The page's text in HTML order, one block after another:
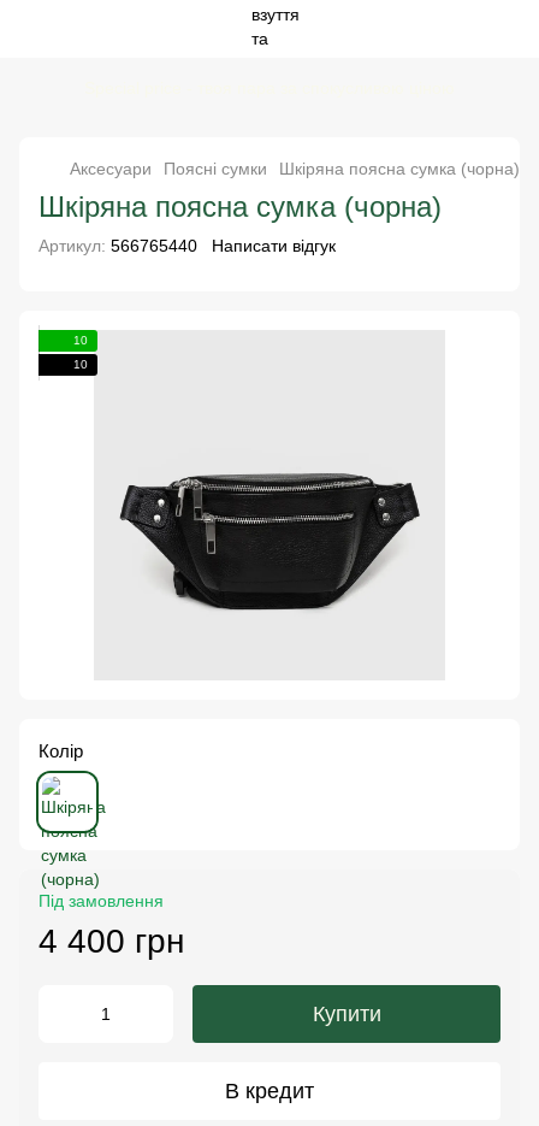
Аксесуари Поясні сумки Шкіряна поясна сумка (чорна)
Шкіряна поясна сумка (чорна)
Артикул: 566765440 Написати відгук
10
10
Колір
Під замовлення
4 400 грн
Купити
В кредит